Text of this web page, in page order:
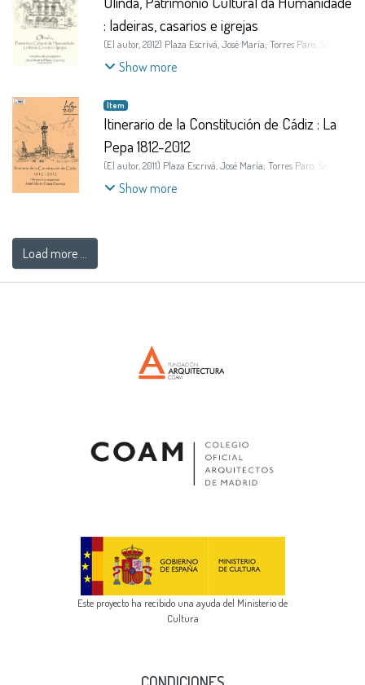
: ladeiras, casarios e igrejas
(El autor, 2012) Plaza Escrivá, José María; Torres Paro, Sandra
MariaShow more
Item
Itinerario de la Constitución de Cádiz : La
Pepa 1812-2012
(El autor, 2011) Plaza Escrivá, José María; Torres Paro, Sandra
MariaShow more
Load more ...
Este proyecto ha recibido una ayuda del Ministerio de
Cultura